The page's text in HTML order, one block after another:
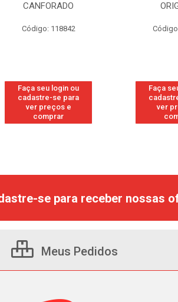
CANFORADO
Código: 118842
Faça seu login ou
cadastre-se para
ver preços e
comprar
Faça
ver
se para receber nossas
Meus Pedidos